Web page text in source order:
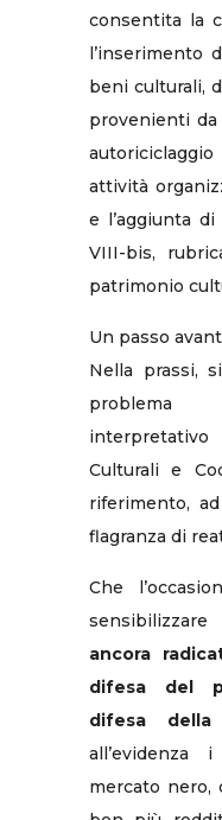
consentita la
l’inserimento
beni culturali,
provenienti
attività
e l’aggiunta
VIII-bis,
patrimonio
Un passo
Nella prassi,
problema
Culturali e
riferimento,
flagranza di
Che
ancora
difesa del
difesa della
mercato nero,